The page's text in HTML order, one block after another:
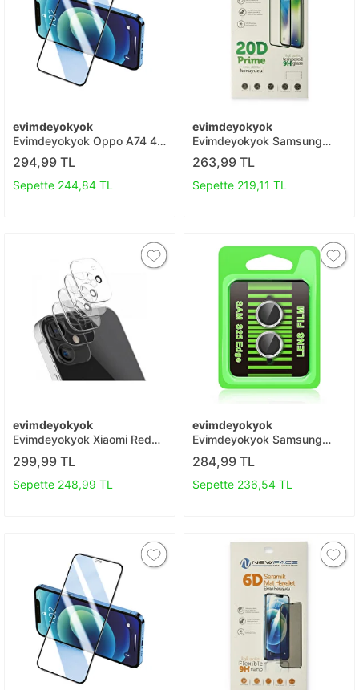
evimdeyokyok
Evimdeyokyok Oppo A74 4g
3d Antistatik Seramik Nano
Ekran Koruyucu T20
294,99 TL
Sepette 244,84 TL
evimdeyokyok
Evimdeyokyok Samsung
Galaxy M52 5g 20d
Premium Cam Ekran
Koruyucu T20
263,99 TL
Sepette 219,11 TL
evimdeyokyok
Evimdeyokyok Xiaomi Redmi
10 2022 Kamera Lens
Koruma Cam T20
299,99 TL
Sepette 248,99 TL
evimdeyokyok
Evimdeyokyok Samsung
Galaxy S25 Edge Raze Metal
Kamera Lens - Gümüş T20
284,99 TL
Sepette 236,54 TL